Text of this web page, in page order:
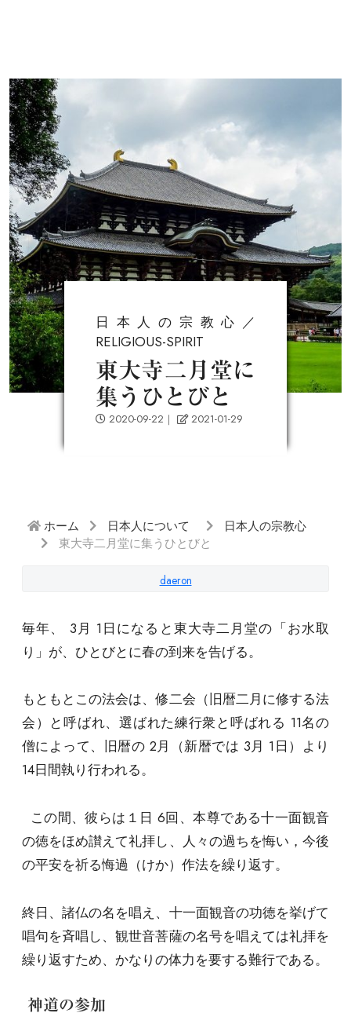
日本人の宗教心／
RELIGIOUS-SPIRIT
東大寺二月堂に
集うひとびと
2020-09-22 ｜ 2021-01-29
ホーム 日本人について
日本人の宗教心
東大寺二月堂に集うひとびと
daeron
毎年、 3月 1日になると東大寺二月堂の「お水取
り」が、ひとびとに春の到来を告げる。
もともとこの法会は、修二会（旧暦二月に修する法
会）と呼ばれ、選ばれた練行衆と呼ばれる 11名の
僧によって、旧暦の 2月（新暦では 3月 1日）より
14日間執り行われる。
この間、彼らは１日 6回、本尊である十一面観音
の徳をほめ讃えて礼拝し、人々の過ちを悔い，今後
の平安を祈る悔過（けか）作法を繰り返す。
終日、諸仏の名を唱え、十一面観音の功徳を挙げて
唱句を斉唱し、観世音菩薩の名号を唱えては礼拝を
繰り返すため、かなりの体力を要する難行である。
神道の参加